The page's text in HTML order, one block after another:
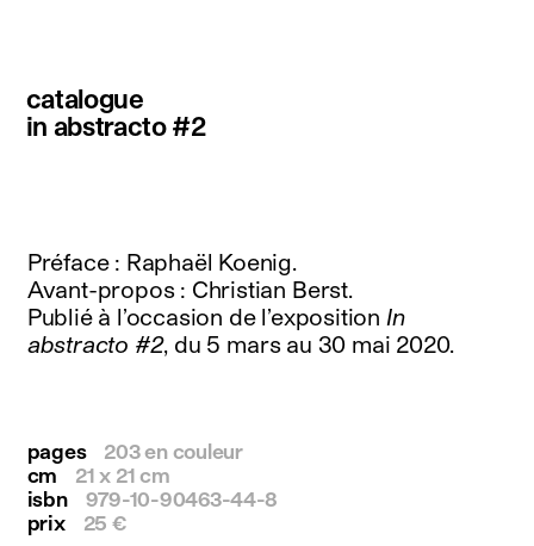
linkedin
youtube
catalogue
in abstracto #2
Préface : Raphaël Koenig.
Avant-propos : Christian Berst.
Publié à l’occasion de l’exposition In
abstracto #2, du 5 mars au 30 mai 2020.
pages
203 en couleur
cm
21 x 21 cm
isbn
979-10-90463-44-8
prix
25 €